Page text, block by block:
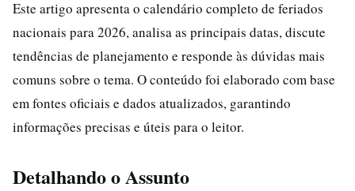
Este artigo apresenta o calendário completo de feriados
nacionais para 2026, analisa as principais datas, discute
tendências de planejamento e responde às dúvidas mais
comuns sobre o tema. O conteúdo foi elaborado com base
em fontes oficiais e dados atualizados, garantindo
informações precisas e úteis para o leitor.
Detalhando o Assunto